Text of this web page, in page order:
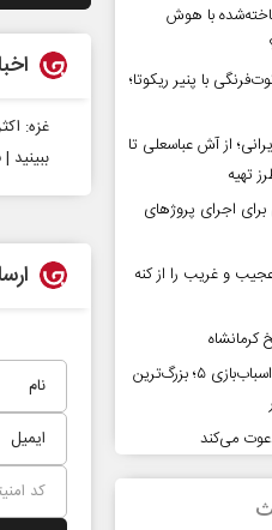
غزه:
ببینید | فاجعه
با هوش
با پنیر ریکوتا؛
از آش عباسعلی تا
تهیه
برای اجرای پروژهای
و غریب را از کنه
کرمانشاه
فروش خیره‌کننده داستان اسباب‌بازی ۵؛ بزرگ‌ترین
می‌کند
اربعین نماد مقاومت در